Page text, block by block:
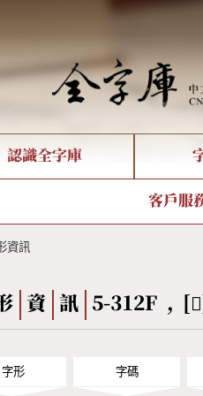
認識全字庫
全字
線上教學
部件
倉頡查詢
Big5查詢 拼音
造字解
客戶服
問題集
資訊
資 訊 5-312F ,
字形 字碼